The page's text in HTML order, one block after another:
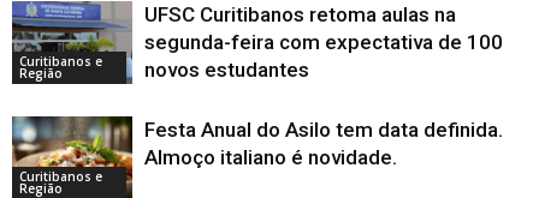
Curitibanos e
Região
UFSC Curitibanos retoma aulas na
segunda-feira com expectativa de 100
novos estudantes
Curitibanos e
Região
Festa Anual do Asilo tem data definida.
Almoço italiano é novidade.